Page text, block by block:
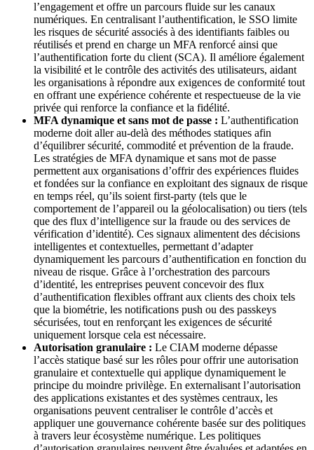
l’engagement et offre un parcours fluide sur les canaux
numériques. En centralisant l’authentification, le SSO limite
les risques de sécurité associés à des identifiants faibles ou
réutilisés et prend en charge un MFA renforcé ainsi que
l’authentification forte du client (SCA). Il améliore également
la visibilité et le contrôle des activités des utilisateurs, aidant
les organisations à répondre aux exigences de conformité tout
en offrant une expérience cohérente et respectueuse de la vie
privée qui renforce la confiance et la fidélité.
MFA dynamique et sans mot de passe : L’authentification
moderne doit aller au-delà des méthodes statiques afin
d’équilibrer sécurité, commodité et prévention de la fraude.
Les stratégies de MFA dynamique et sans mot de passe
permettent aux organisations d’offrir des expériences fluides
et fondées sur la confiance en exploitant des signaux de risque
en temps réel, qu’ils soient first-party (tels que le
comportement de l’appareil ou la géolocalisation) ou tiers (tels
que des flux d’intelligence sur la fraude ou des services de
vérification d’identité). Ces signaux alimentent des décisions
intelligentes et contextuelles, permettant d’adapter
dynamiquement les parcours d’authentification en fonction du
niveau de risque. Grâce à l’orchestration des parcours
d’identité, les entreprises peuvent concevoir des flux
d’authentification flexibles offrant aux clients des choix tels
que la biométrie, les notifications push ou des passkeys
sécurisées, tout en renforçant les exigences de sécurité
uniquement lorsque cela est nécessaire.
Autorisation granulaire : Le CIAM moderne dépasse
l’accès statique basé sur les rôles pour offrir une autorisation
granulaire et contextuelle qui applique dynamiquement le
principe du moindre privilège. En externalisant l’autorisation
des applications existantes et des systèmes centraux, les
organisations peuvent centraliser le contrôle d’accès et
appliquer une gouvernance cohérente basée sur des politiques
à travers leur écosystème numérique. Les politiques